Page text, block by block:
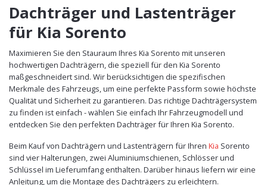
Dachträger und Lastenträger
für Kia Sorento
Maximieren Sie den Stauraum Ihres Kia Sorento mit unseren
hochwertigen Dachträgern, die speziell für den Kia Sorento
maßgeschneidert sind. Wir berücksichtigen die spezifischen
Merkmale des Fahrzeugs, um eine perfekte Passform sowie höchste
Qualität und Sicherheit zu garantieren. Das richtige Dachträgersystem
zu finden ist einfach - wählen Sie einfach Ihr Fahrzeugmodell und
entdecken Sie den perfekten Dachträger für Ihren Kia Sorento.
Beim Kauf von Dachträgern und Lastenträgern für Ihren Kia Sorento
sind vier Halterungen, zwei Aluminiumschienen, Schlösser und
Schlüssel im Lieferumfang enthalten. Darüber hinaus liefern wir eine
Anleitung, um die Montage des Dachträgers zu erleichtern.